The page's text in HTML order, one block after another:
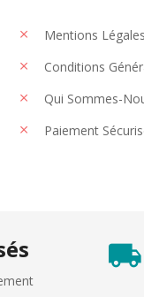
Mentions Légales
Conditions
Qui Sommes-
Paiement